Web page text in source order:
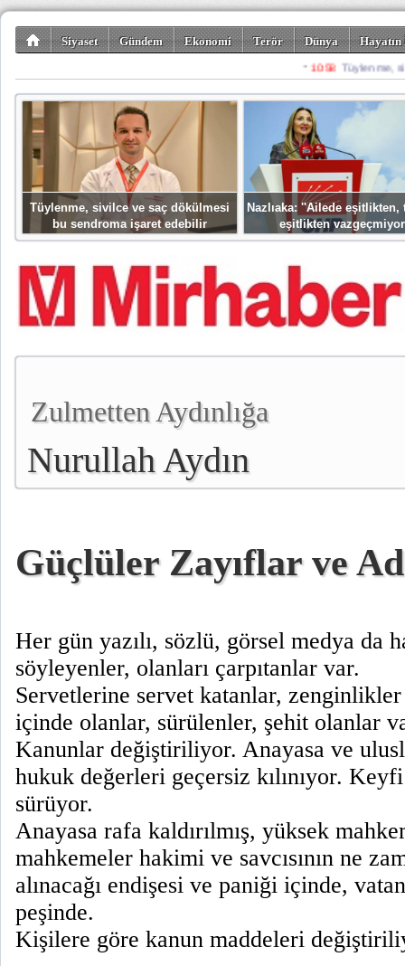
Siyaset Gündem Ekonomi Terör Dünya
Spor Misafir
Tüylenme, sivilce ve saç dökülmesi
bu sendroma işaret edebilir
Nazlıaka: ''Ailede eşitlikten,
eşitlikten
Zulmetten Aydınlığa
Nurullah Aydın
Güçlüler Zayıflar ve
Her gün yazılı, sözlü, görsel medya da
söyleyenler, olanları çarpıtanlar var.
Servetlerine servet katanlar,
içinde olanlar, sürülenler, şehit olanlar
Kanunlar değiştiriliyor. Anayasa ve
hukuk değerleri geçersiz kılınıyor.
sürüyor.
Anayasa rafa kaldırılmış, yüksek
mahkemeler hakimi ve savcısının ne
alınacağı endişesi ve paniği içinde,
peşinde.
Kişilere göre kanun maddeleri